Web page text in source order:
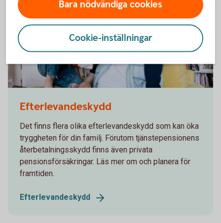
Efterlevandeskydd
Det finns flera olika efterlevandeskydd som kan öka
tryggheten för din familj. Förutom tjänstepensionens
återbetalningsskydd finns även privata
pensionsförsäkringar. Läs mer om och planera för
framtiden.
Efterlevandeskydd
Bara nödvändiga cookies
Cookie-inställningar